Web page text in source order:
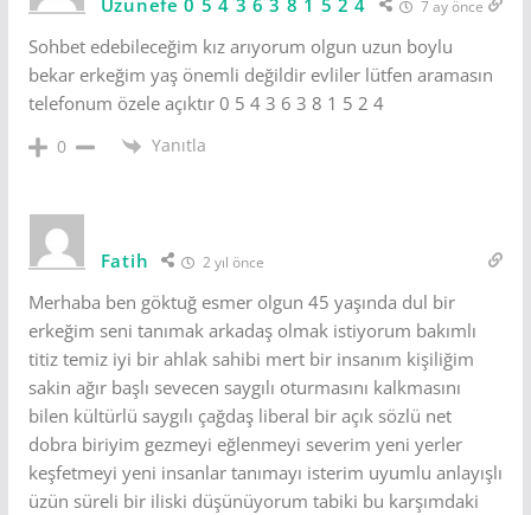
7 ay önce
Sohbet edebileceğim kız arıyorum olgun uzun boylu
bekar erkeğim yaş önemli değildir evliler lütfen aramasın
telefonum özele açıktır 0 5 4 3 6 3 8 1 5 2 4
0 Yanıtla
Fatih 2 yıl önce
Merhaba ben göktuğ esmer olgun 45 yaşında dul bir
erkeğim seni tanımak arkadaş olmak istiyorum bakımlı
titiz temiz iyi bir ahlak sahibi mert bir insanım kişiliğim
sakin ağır başlı sevecen saygılı oturmasını kalkmasını
bilen kültürlü saygılı çağdaş liberal bir açık sözlü net
dobra biriyim gezmeyi eğlenmeyi severim yeni yerler
keşfetmeyi yeni insanlar tanımayı isterim uyumlu anlayışlı
üzün süreli bir iliski düşünüyorum tabiki bu karşımdaki